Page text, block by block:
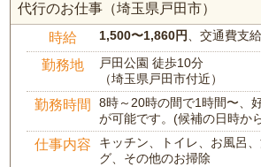
代行のお仕事（埼玉県戸田市）
時給 1,500〜1,860円、交通費支
勤務地
戸田公園 徒歩10分
（埼玉県戸田市付近）
勤務時間
8時～20時の間で1時間〜、
が可能です。(候補の日時か
仕事内容
キッチン、トイレ、お風呂
グ、その他のお掃除